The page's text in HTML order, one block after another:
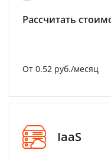
Рассчитать
От 0.52 руб./месяц
IaaS